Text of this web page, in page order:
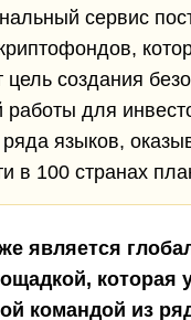
сервис
цель создания
работы для
языков,
в 100 странах
является
которая
командой из